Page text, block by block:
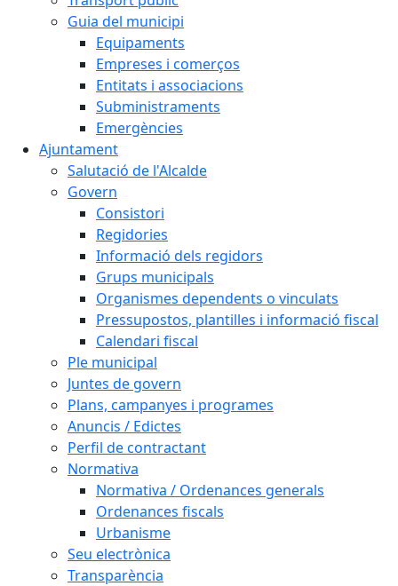
Guia del municipi
Equipaments
Empreses i comerços
Entitats i associacions
Subministraments
Emergències
Ajuntament
Salutació de l'Alcalde
Govern
Consistori
Regidories
Informació dels regidors
Grups municipals
Organismes dependents o vinculats
Pressupostos, plantilles i informació fiscal
Calendari fiscal
Ple municipal
Juntes de govern
Plans, campanyes i programes
Anuncis / Edictes
Perfil de contractant
Normativa
Normativa / Ordenances generals
Ordenances fiscals
Urbanisme
Seu electrònica
Transparència